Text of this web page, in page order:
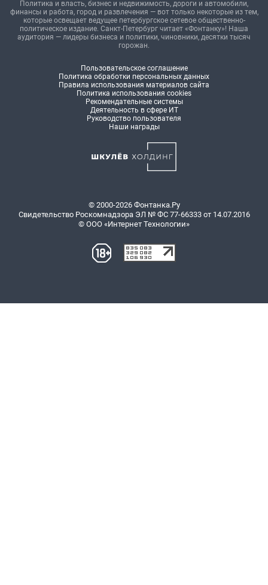
Политика и власть, бизнес и недвижимость, дороги и автомобили,
финансы и работа, город и развлечения — вот только некоторые из тем,
которые освещает ведущее петербургское сетевое общественно-
политическое издание. Санкт-Петербург читает «Фонтанку»! Наша
аудитория — лидеры бизнеса и политики, чиновники, десятки тысяч
горожан.
Пользовательское соглашение
Политика обработки персональных данных
Правила использования материалов сайта
Политика использования cookies
Рекомендательные системы
Деятельность в сфере ИТ
Руководство пользователя
Наши награды
© 2000-2026 Фонтанка.Ру
Свидетельство Роскомнадзора ЭЛ № ФС 77-66333 от 14.07.2016
© ООО «Интернет Технологии»